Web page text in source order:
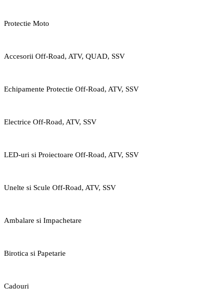
Protectie Moto
Accesorii Off-Road, ATV, QUAD, SSV
Echipamente Protectie Off-Road, ATV, SSV
Electrice Off-Road, ATV, SSV
LED-uri si Proiectoare Off-Road, ATV, SSV
Unelte si Scule Off-Road, ATV, SSV
Ambalare si Impachetare
Birotica si Papetarie
Cadouri